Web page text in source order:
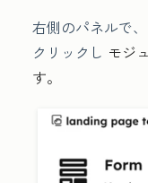
右側のパネルで
クリックし モジ
す。